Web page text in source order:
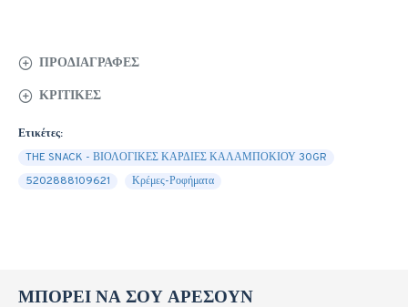
ΠΡΟΔΙΑΓΡΑΦΈΣ
ΚΡΙΤΙΚΈΣ
Ετικέτες:
THE SNACK - ΒΙΟΛΟΓΙΚΕΣ ΚΑΡΔΙΕΣ ΚΑΛΑΜΠΟΚΙΟΥ 30GR
5202888109621
Κρέμες-Ροφήματα
ΜΠΟΡΕΊ ΝΑ ΣΟΥ ΑΡΈΣΟΥΝ